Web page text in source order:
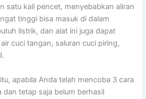
satu kali pencet, menyebabkan aliran
tinggi bisa masuk di dalam
listrik, dan alat ini juga dapat
cuci tangan, saluran cuci piring,
apabila Anda telah mencoba 3 cara
dan tetap saja belum berhasil